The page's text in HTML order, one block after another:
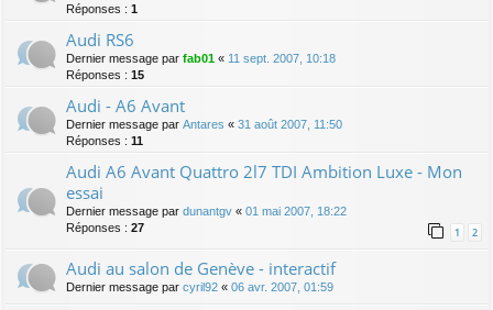
Réponses : 1
Audi RS6
Dernier message par fab01 « 11 sept. 2007, 10:18
Réponses : 15
Audi - A6 Avant
Dernier message par Antares « 31 août 2007, 11:50
Réponses : 11
Audi A6 Avant Quattro 2l7 TDI Ambition Luxe - Mon
essai
Dernier message par dunantgv « 01 mai 2007, 18:22
Réponses : 27 1 2
Audi au salon de Genève - interactif
Dernier message par cyril92 « 06 avr. 2007, 01:59